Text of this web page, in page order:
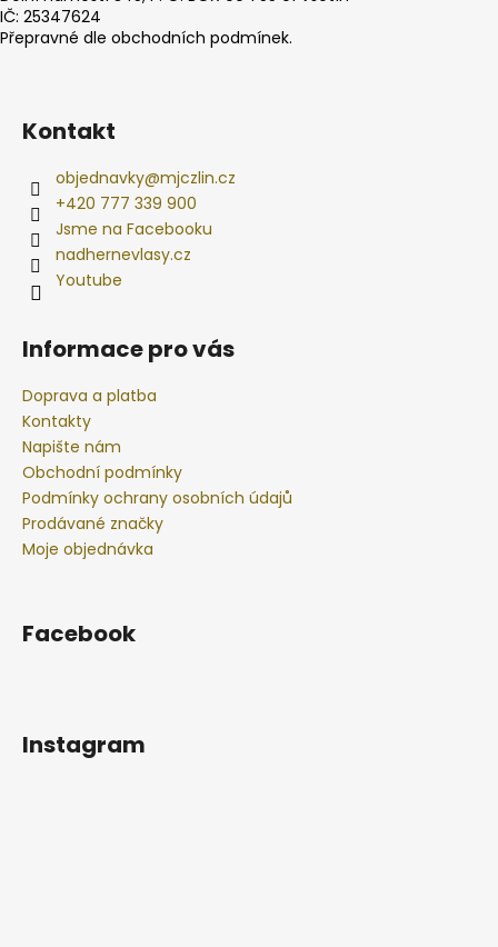
IČ: 25347624
Přepravné dle obchodních podmínek.
Kontakt
objednavky@mjczlin.cz
+420 777 339 900
Jsme na Facebooku
nadhernevlasy.cz
Youtube
Informace pro vás
Doprava a platba
Kontakty
Napište nám
Obchodní podmínky
Podmínky ochrany osobních údajů
Prodávané značky
Moje objednávka
Facebook
Instagram